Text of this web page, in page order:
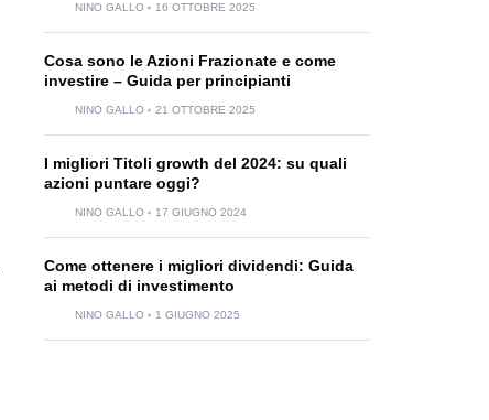
NINO GALLO 16 OTTOBRE 2025
Cosa sono le Azioni Frazionate e come
investire – Guida per principianti
NINO GALLO 21 OTTOBRE 2025
I migliori Titoli growth del 2024: su quali
azioni puntare oggi?
NINO GALLO 17 GIUGNO 2024
Come ottenere i migliori dividendi: Guida
ai metodi di investimento
NINO GALLO 1 GIUGNO 2025